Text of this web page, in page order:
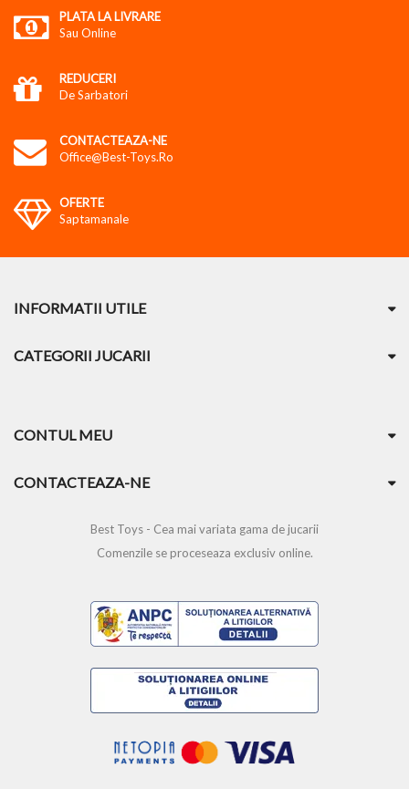
PLATA LA LIVRARE
Sau Online
REDUCERI
De Sarbatori
CONTACTEAZA-NE
Office@best-Toys.ro
OFERTE
Saptamanale
INFORMATII UTILE
CATEGORII JUCARII
CONTUL MEU
CONTACTEAZA-NE
Best Toys - Cea mai variata gama de jucarii
Comenzile se proceseaza exclusiv online.